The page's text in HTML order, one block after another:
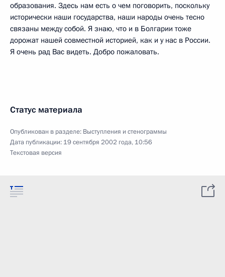
образования. Здесь нам есть о чем поговорить, поскольку
исторически наши государства, наши народы очень тесно
связаны между собой. Я знаю, что и в Болгарии тоже
дорожат нашей совместной историей, как и у нас в России.
Я очень рад Вас видеть. Добро пожаловать.
Статус материала
Опубликован в разделе: Выступления и стенограммы
Дата публикации: 19 сентября 2002 года, 10:56
Текстовая версия